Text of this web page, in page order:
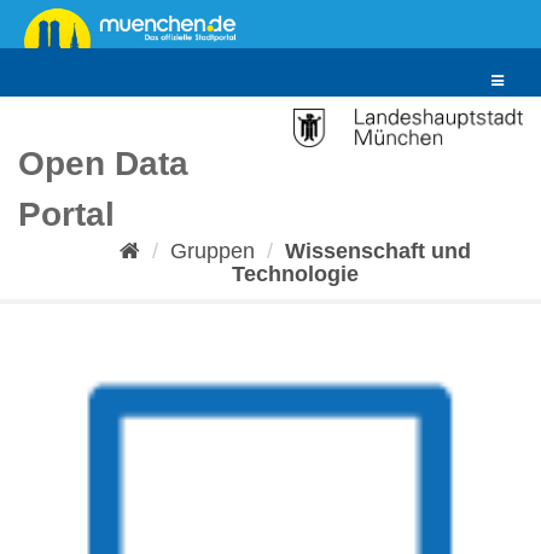
Überspringen
zum
Toggle
Open Data
Portal
Gruppen
Wissenschaft und
Technologie